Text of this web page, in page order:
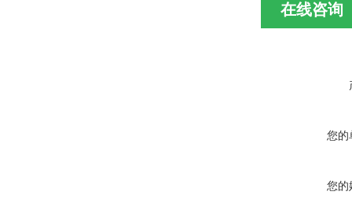
在线咨询
您的
您的